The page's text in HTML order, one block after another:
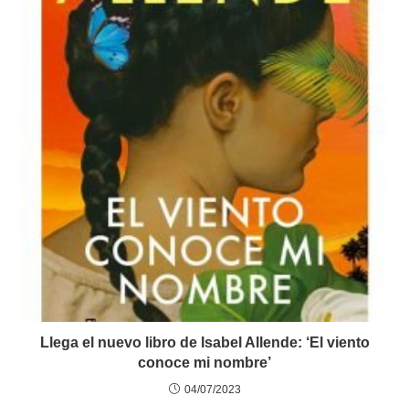
Llega el nuevo libro de Isabel Allende: ‘El viento
conoce mi nombre’
04/07/2023